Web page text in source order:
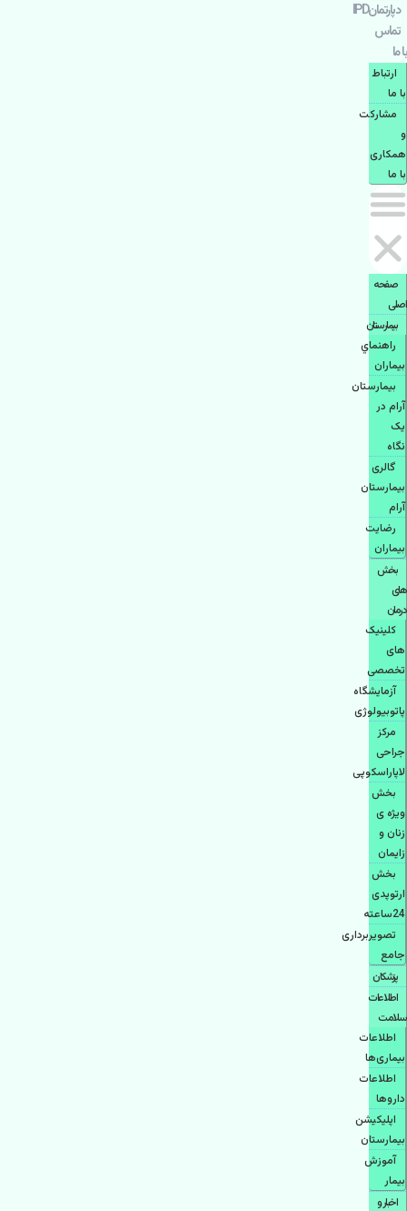
دپارتمانIPD
تماس
با ما
ارتباط
با ما
مشاركت
و
همكاری
با ما
صفحه
اصلی
بيمارستان
راهنماي
بیماران
بیمارستان
آرام در
یک
نگاه
گالری
بیمارستان
آرام
رضایت
بیماران
بخش
های
درمان
کلینیک
های
تخصصی
آزمایشگاه
پاتوبیولوژی
مرکز
جراحی
لاپاراسکوپی
بخش
ویژه ی
زنان و
زایمان
بخش
ارتوپدی
24ساعته
تصویربرداری
جامع
پزشكان
اطلاعات
سلامت
اطلاعات
بیماری‌ها
اطلاعات
دارو‌ها
اپليكيشن
بيمارستان
آموزش
بیمار
اخبار و